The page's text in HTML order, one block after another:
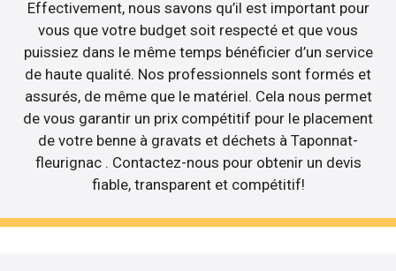
Effectivement, nous savons qu’il est important pour
vous que votre budget soit respecté et que vous
puissiez dans le même temps bénéficier d’un service
de haute qualité. Nos professionnels sont formés et
assurés, de même que le matériel. Cela nous permet
de vous garantir un prix compétitif pour le placement
de votre benne à gravats et déchets à Taponnat-
fleurignac . Contactez-nous pour obtenir un devis
fiable, transparent et compétitif!